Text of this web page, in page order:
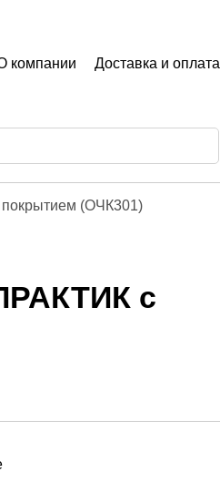
компании Доставка и оплата
(ОЧК301)
с